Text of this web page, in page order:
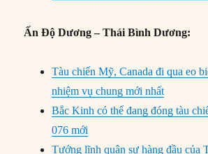
Ấn Độ Dương – Thái Bình Dương:
Tàu chiến Mỹ, Canada đi qua eo
nhiệm vụ chung mới nhất
Bắc Kinh có thể đang đóng tàu
076 mới
Tướng lĩnh quân sự hàng đầu của